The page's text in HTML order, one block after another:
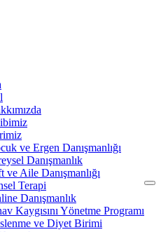
ve Ergen Danışmanlığı
Danışmanlık
ve Aile Danışmanlığı
Terapi
Danışmanlık
Kaygısını Yönetme Programı
ve Diyet Birimi